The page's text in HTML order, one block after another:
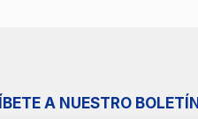
A NUESTRO BOLETÍN